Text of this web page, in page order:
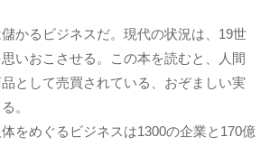
かるビジネスだ。現代の状況は、19世
いおこさせる。この本を読むと、人間
として売買されている、おぞましい実
。
をめぐるビジネスは1300の企業と170億